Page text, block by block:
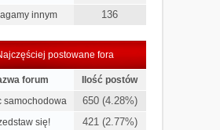
innym 136
postowane fora
forum
Ilość postów
samochodowa
650 (4.28%)
się! 421 (2.77%)